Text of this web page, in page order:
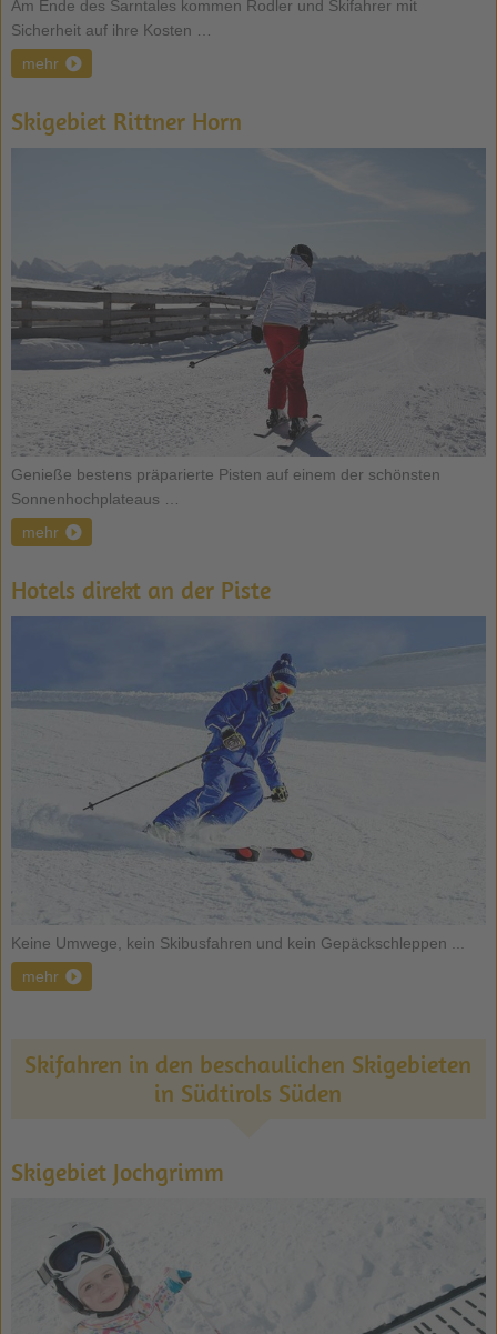
Am Ende des Sarntales kommen Rodler und Skifahrer mit
Sicherheit auf ihre Kosten …
mehr
Skigebiet Rittner Horn
Genieße bestens präparierte Pisten auf einem der schönsten
Sonnenhochplateaus …
mehr
Hotels direkt an der Piste
Keine Umwege, kein Skibusfahren und kein Gepäckschleppen ...
mehr
Skifahren in den beschaulichen Skigebieten
in Südtirols Süden
Skigebiet Jochgrimm